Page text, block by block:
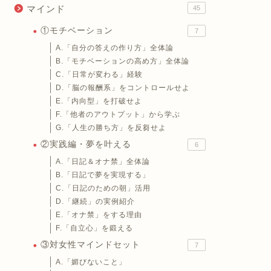
マインド 45
①モチベーション 7
A.「自分の答えの作り方」全体論
B.「モチベーションの高め方」全体論
C.「日常が変わる」経験
D.「脳の報酬系」をコントロールせよ
E.「内向型」を打破せよ
F.「他者のアウトプット」から学ぶ
G.「人生の勝ち方」を反芻せよ
②実践編・夢を叶える 6
A.「日記＆オナ禁」全体論
B.「日記で夢を実現する」
C.「日記のための朝」活用
D.「継続」の実例紹介
E.「オナ禁」をする理由
F.「自立心」を鍛える
③対女性マインドセット 7
A.「媚びないこと」